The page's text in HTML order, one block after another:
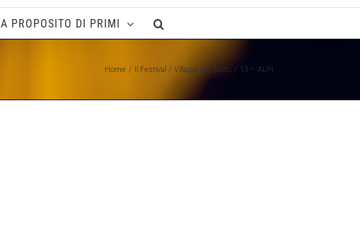
A PROPOSITO DI PRIMI
Home Il Festival Villaggi del gusto 13 – ALPI